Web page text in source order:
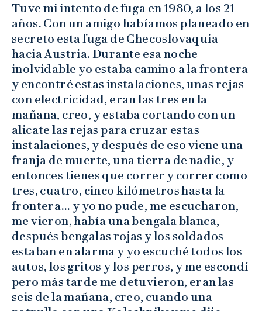
Tuve mi intento de fuga en 1980, a los 21
años. Con un amigo habíamos planeado en
secreto esta fuga de Checoslovaquia
hacia Austria. Durante esa noche
inolvidable yo estaba camino a la frontera
y encontré estas instalaciones, unas rejas
con electricidad, eran las tres en la
mañana, creo, y estaba cortando con un
alicate las rejas para cruzar estas
instalaciones, y después de eso viene una
franja de muerte, una tierra de nadie, y
entonces tienes que correr y correr como
tres, cuatro, cinco kilómetros hasta la
frontera… y yo no pude, me escucharon,
me vieron, había una bengala blanca,
después bengalas rojas y los soldados
estaban en alarma y yo escuché todos los
autos, los gritos y los perros, y me escondí
pero más tarde me detuvieron, eran las
seis de la mañana, creo, cuando una